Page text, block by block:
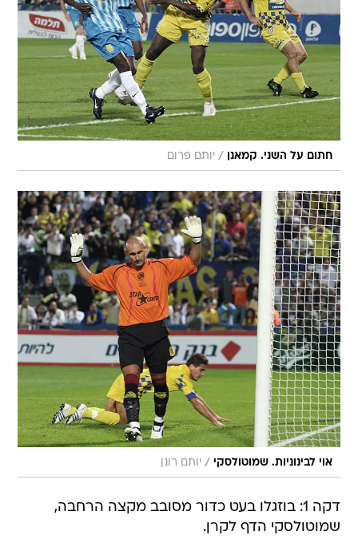
חתום על השני. קמאנן / יותם פרום
אוי לבינוניות. שמוטולסקי / יותם רונן
דקה 1: בוזגלו בעט כדור מסובב מקצה הרחבה,
שמוטולסקי הדף לקרן.